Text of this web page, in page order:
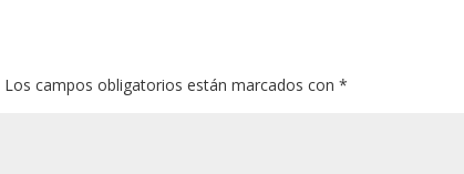
Los campos obligatorios están marcados con*